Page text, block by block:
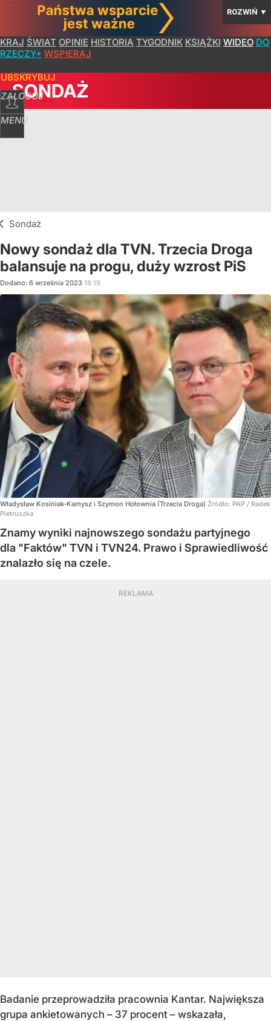
ROZWIŃ ▼
KRAJ ŚWIAT OPINIE HISTORIA TYGODNIK KSIĄŻKI WIDEO DO
RZECZY+ WSPIERAJ
ZALOGUJ
MENU
SONDAŻ
Sondaż
Nowy sondaż dla TVN. Trzecia Droga
balansuje na progu, duży wzrost PiS
Dodano: 6 września 2023 18:19
Władysław Kosiniak-Kamysz i Szymon Hołownia (Trzecia Droga) Źródło: PAP / Radek
Pietruszka
Znamy wyniki najnowszego sondażu partyjnego
dla "Faktów" TVN i TVN24. Prawo i Sprawiedliwość
znalazło się na czele.
Badanie przeprowadziła pracownia Kantar. Największa
grupa ankietowanych – 37 procent – wskazała,